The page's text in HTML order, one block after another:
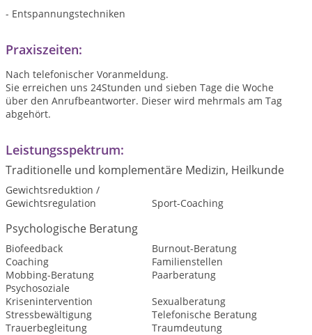
- Entspannungstechniken
Praxiszeiten:
Nach telefonischer Voranmeldung.
Sie erreichen uns 24Stunden und sieben Tage die Woche
über den Anrufbeantworter. Dieser wird mehrmals am Tag
abgehört.
Leistungsspektrum:
Traditionelle und komplementäre Medizin, Heilkunde
Gewichtsreduktion /
Gewichtsregulation
Sport-Coaching
Psychologische Beratung
Biofeedback
Burnout-Beratung
Coaching
Familienstellen
Mobbing-Beratung
Paarberatung
Psychosoziale
Krisenintervention
Sexualberatung
Stressbewältigung
Telefonische Beratung
Trauerbegleitung
Traumdeutung